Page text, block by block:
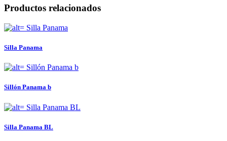
Productos relacionados
Silla Panama
Sillón Panama b
Silla Panama BL